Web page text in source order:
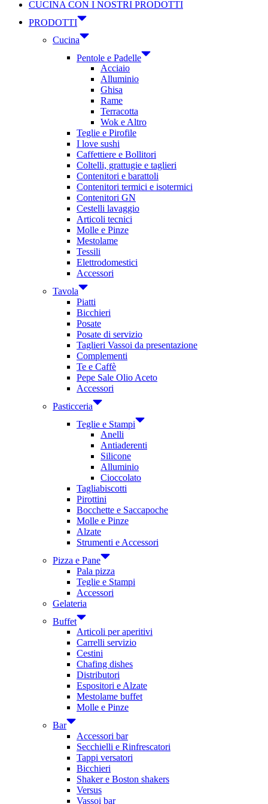
CUCINA CON I NOSTRI PRODOTTI
PRODOTTI
Cucina
Pentole e Padelle
Acciaio
Alluminio
Ghisa
Rame
Terracotta
Wok e Altro
Teglie e Pirofile
I love sushi
Caffettiere e Bollitori
Coltelli, grattugie e taglieri
Contenitori e barattoli
Contenitori termici e isotermici
Contenitori GN
Cestelli lavaggio
Articoli tecnici
Molle e Pinze
Mestolame
Tessili
Elettrodomestici
Accessori
Tavola
Piatti
Bicchieri
Posate
Posate di servizio
Taglieri Vassoi da presentazione
Complementi
Te e Caffè
Pepe Sale Olio Aceto
Accessori
Pasticceria
Teglie e Stampi
Anelli
Antiaderenti
Silicone
Alluminio
Cioccolato
Tagliabiscotti
Pirottini
Bocchette e Saccapoche
Molle e Pinze
Alzate
Strumenti e Accessori
Pizza e Pane
Pala pizza
Teglie e Stampi
Accessori
Gelateria
Buffet
Articoli per aperitivi
Carrelli servizio
Cestini
Chafing dishes
Distributori
Espositori e Alzate
Mestolame buffet
Molle e Pinze
Bar
Accessori bar
Secchielli e Rinfrescatori
Tappi versatori
Bicchieri
Shaker e Boston shakers
Versus
Vassoi bar